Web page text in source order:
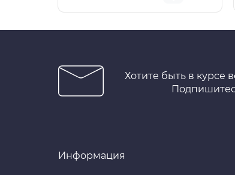
Хотите быть в курсе
Информация